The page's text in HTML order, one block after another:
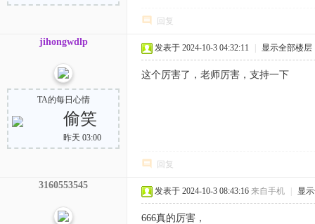
回复
jihongwdlp
TA的每日心情
偷笑
昨天 03:00
发表于 2024-10-3 04:32:11 显示全部楼层
这个厉害了，老师厉害，支持一下
回复
3160553545
发表于 2024-10-3 08:43:16 来自手机 显
666真的厉害，